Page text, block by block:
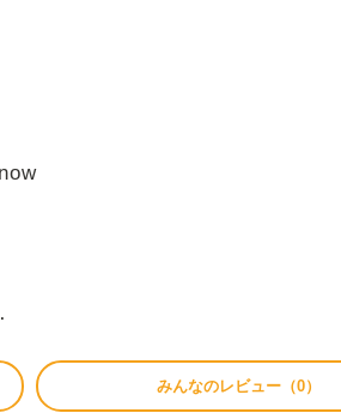
みんなのレビュー（0）